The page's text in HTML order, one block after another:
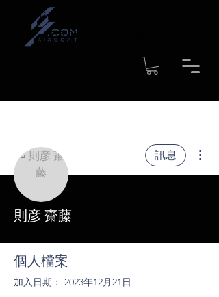
Time to shipment for regular
products: 1-4 workdays
訊息
則彦 齋藤
個人檔案
加入日期： 2023年12月21日